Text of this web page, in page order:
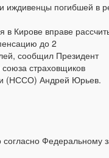
иждивенцы погибшей в
в Кирове вправе
до 2
сообщил Президент
страховщиков
(НССО) Андрей Юрьев.
согласно Федеральному